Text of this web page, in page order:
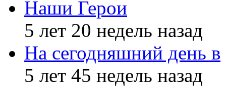
Наши Герои
5 лет 20 недель назад
На сегодняшний день в
5 лет 45 недель назад